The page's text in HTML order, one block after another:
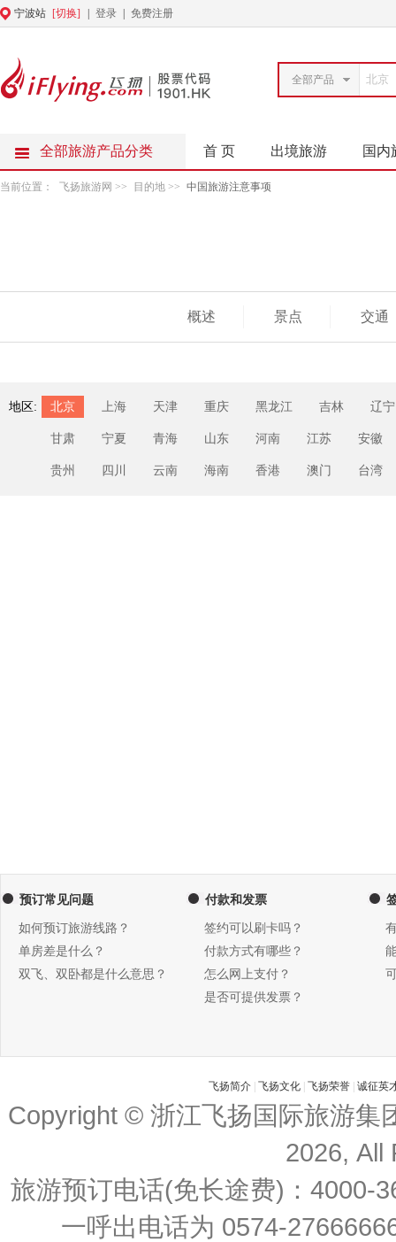
宁波站 [切换] 登录 免费注册
全部产品
全部旅游产品分类 首 页 出境旅游 国内
当前位置： 飞扬旅游网 >> 目的地 >> 中国旅游注意事项
概述 景点 交通
地区: 北京 上海 天津 重庆 黑龙江 吉林 辽宁
甘肃 宁夏 青海 山东 河南 江苏 安徽
贵州 四川 云南 海南 香港 澳门 台湾
预订常见问题
如何预订旅游线路？
单房差是什么？
双飞、双卧都是什么意思？
付款和发票
签约可以刷卡吗？
付款方式有哪些？
怎么网上支付？
是否可提供发票？
飞扬简介 飞扬文化 飞扬荣誉 诚征英
Copyright © 浙江飞扬国际旅游集
2026, All
旅游预订电话(免长途费)：4000-
一呼出电话为 0574-